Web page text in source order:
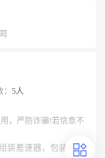
5人
，严防诈骗!若信息不
装差速器，包装差速